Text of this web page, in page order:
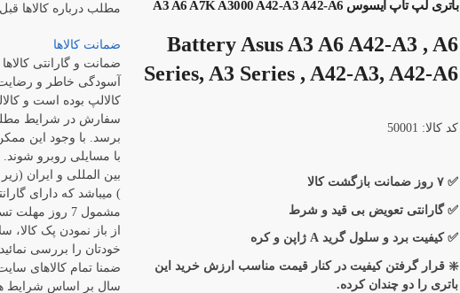
باتری لپ تاپ ایسوس A3 A6 A7K A3000 A42-A3 A42-A6
Battery Asus A3 A6 A42-A3 , A6
Series, A3 Series , A42-A3, A42-A6
کد کالا: 50001
✅ ۷ روز ضمانت بازگشت کالا
✅ گارانتی تعویض بی قید و شرط
✅ کیفیت برد و سلول گرید A ژاپن و کره
❇️ قرار گرفتن کیفیت در کنار قیمت مناسب ارزش خرید این
باتری را دو چندان کرده.
مطلب درباره کالاها
ضمانت کالاها
ضمانت و گارانتی کالاها
آسودگی خاطر و
کالالپ بوده است و
سفارش در شرایط
برسد. با وجود این
با مسایلی روبرو
بین المللی و ایران
) میباشد که دارای
مشمول 7 روز
از باز نمودن پک
خودتان را بررسی
ضمنا تمام کالاهای
سال بر اساس شرایط